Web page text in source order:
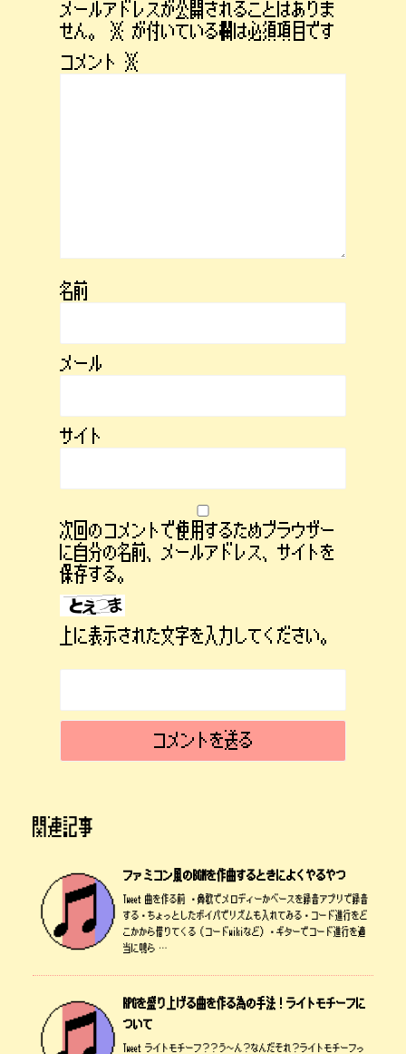
メールアドレスが公開されることはありま
せん。
※ が付いている欄は必須項目です
コメント ※
名前
メール
サイト
次回のコメントで使用するためブラウザー
に自分の名前、メールアドレス、サイトを
保存する。
上に表示された文字を入力してください。
関連記事
ファミコン風のBGMを作曲するときによくやるやつ
Tweet 曲を作る前 ・鼻歌でメロディーかベースを録音アプリで録音
する・ちょっとしたボイパでリズムも入れてみる・コード進行をど
こかから借りてくる（コードwikiなど）・ギターでコード進行を適
当に鳴ら …
RPGを盛り上げる曲を作る為の手法！ライトモチーフに
ついて
Tweet ライトモチーフ？？う～ん？なんだそれ？ライトモチーフっ